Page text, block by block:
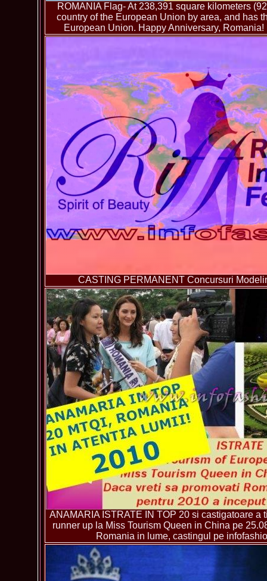
ROMANIA Flag- At 238,391 square kilometers
country of the European Union by area, and has
European Union. Happy Anniversary,
CASTING PERMANENT Concursuri
ANAMARIA ISTRATE IN TOP 20 si castigatoare a
runner up la Miss Tourism Queen in China pe
Romania in lume, castingul pe